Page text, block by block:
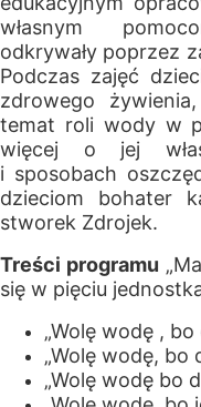
własnym
odkrywały poprzez
Podczas zajęć
zdrowego
temat roli wody w
więcej o jej
i sposobach
dzieciom bohater
stworek Zdrojek.
Treści programu
się w pięciu
„Wolę wodę , bo
„Wolę wodę, bo
„Wolę wodę bo